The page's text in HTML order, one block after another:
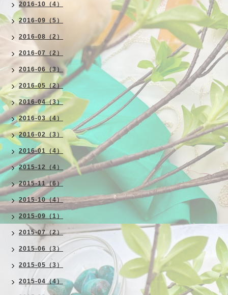
2016-10（4）
2016-09（5）
2016-08（2）
2016-07（2）
2016-06（3）
2016-05（2）
2016-04（3）
2016-03（4）
2016-02（3）
2016-01（4）
2015-12（4）
2015-11（6）
2015-10（4）
2015-09（1）
2015-07（2）
2015-06（3）
2015-05（3）
2015-04（4）